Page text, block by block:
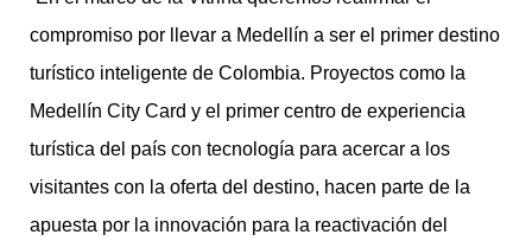
compromiso por llevar a Medellín a ser el primer destino
turístico inteligente de Colombia. Proyectos como la
Medellín City Card y el primer centro de experiencia
turística del país con tecnología para acercar a los
visitantes con la oferta del destino, hacen parte de la
apuesta por la innovación para la reactivación del